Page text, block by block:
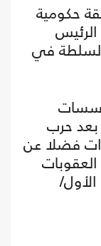
حكومية
في
بعد حرب
فضلا عن